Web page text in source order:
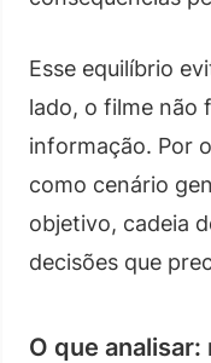
Esse equilíbrio
lado, o filme não
informação. Por
como cenário
objetivo, cadeia
decisões que
O que